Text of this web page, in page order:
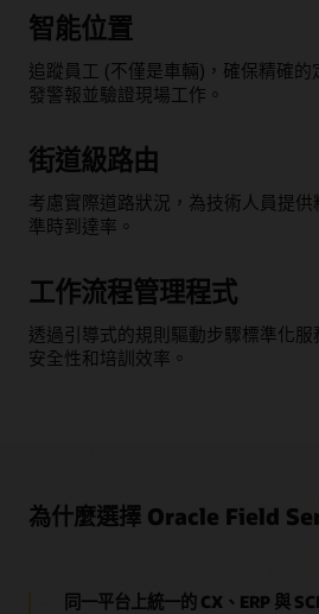
智能位置
追蹤員工 (不僅是車輛)，確保精確
發警報並驗證現場工作。
街道級路由
考慮實際道路狀況，為技術人員提
準時到達率。
工作流程管理程式
透過引導式的規則驅動步驟標準化服
安全性和培訓效率。
為什麼選擇 Oracle Field
同一平台上統一的 CX、ERP 與